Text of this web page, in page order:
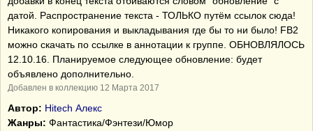
датой. Распространение текста - ТОЛЬКО путём ссылок сюда!
Никакого копирования и выкладывания где бы то ни было! FB2
можно скачать по ссылке в аннотации к группе. ОБНОВЛЯЛОСЬ
12.10.16. Планируемое следующее обновление: будет
объявлено дополнительно.
Добавлен в коллекцию 12 Марта 2017
Автор: Hitech Алекс
Жанры: Фантастика/Фэнтези/Юмор